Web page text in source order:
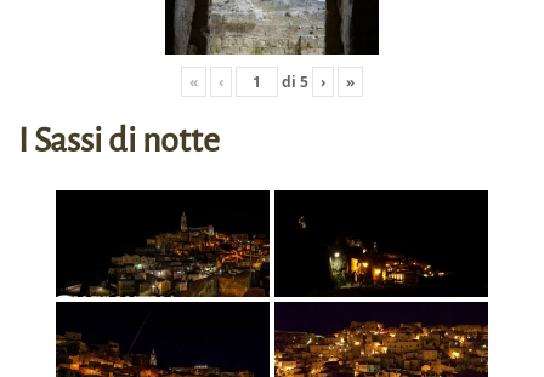
« ‹ di 5 › »
I Sassi di notte